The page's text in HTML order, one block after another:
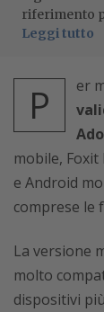
riferimento
Leggi tutto
P
er
mobile,
e Android
comprese le
La versione
molto
dispositivi